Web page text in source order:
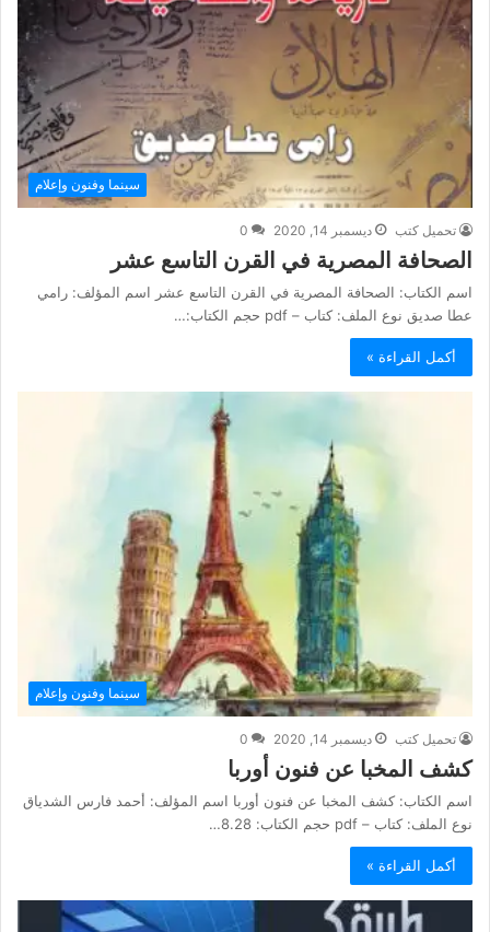
سينما وفنون وإعلام
تحميل كتب ديسمبر 14, 2020 0
الصحافة المصرية في القرن التاسع عشر
اسم الكتاب: الصحافة المصرية في القرن التاسع عشر اسم المؤلف: رامي
عطا صديق نوع الملف: كتاب – pdf حجم الكتاب:…
أكمل القراءة »
سينما وفنون وإعلام
تحميل كتب ديسمبر 14, 2020 0
كشف المخبا عن فنون أوربا
اسم الكتاب: كشف المخبا عن فنون أوربا اسم المؤلف: أحمد فارس الشدياق
نوع الملف: كتاب – pdf حجم الكتاب: 8.28…
أكمل القراءة »